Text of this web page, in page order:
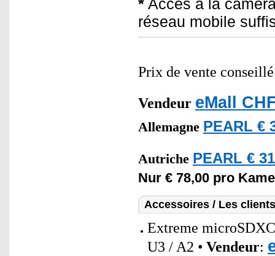
* Accès à la
réseau mobile
Prix de vente
Vendeur eMall
Allemagne PEARL €
Autriche PEARL €
Nur € 78,00 pro
Accessoires / Les
Extreme
U3 / A2 • Vendeur: